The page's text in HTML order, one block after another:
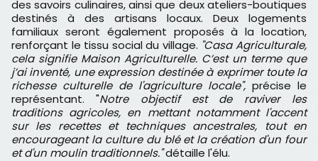
des savoirs culinaires, ainsi que deux ateliers-boutiques
destinés à des artisans locaux. Deux logements
familiaux seront également proposés à la location,
renforçant le tissu social du village. "Casa Agriculturale,
cela signifie Maison Agriculturelle. C’est un terme que
j’ai inventé, une expression destinée à exprimer toute la
richesse culturelle de l'agriculture locale", précise le
représentant. "Notre objectif est de raviver les
traditions agricoles, en mettant notamment l'accent
sur les recettes et techniques ancestrales, tout en
encourageant la culture du blé et la création d'un four
et d'un moulin traditionnels."détaille l'élu.